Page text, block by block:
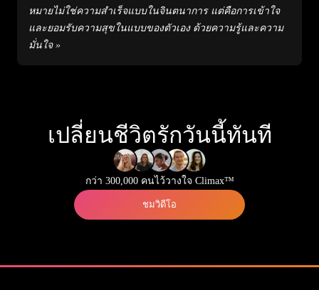
หมายไม่ใช่ความสำเร็จแบบในจินตนาการ แต่คือการเข้าใจ
และยอมรับความสุขในแบบของตัวเอง ด้วยความรู้และความ
มั่นใจ »
เปลี่ยนชีวิตรักวันนี้ทันที
กว่า 300,000 คนไว้วางใจ Climax™
ชมวิดีโอ